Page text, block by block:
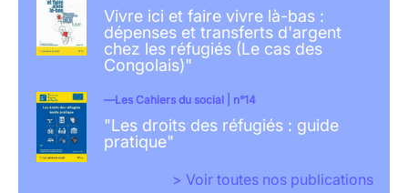
Vivre ici et faire vivre là-bas :
dépenses et transferts d'argent
chez les réfugiés (Le cas des
Congolais)"
Les Cahiers du social | n°14
"Les droits des réfugiés : guide
pratique"
> Voir toutes nos publications